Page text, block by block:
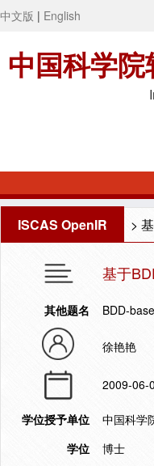
中文版 | English
中国科学
ISCAS OpenIR >
基于
其他题名 BDD-
徐艳艳
2009-06-
学位授予单位
中国科学
学位
博士